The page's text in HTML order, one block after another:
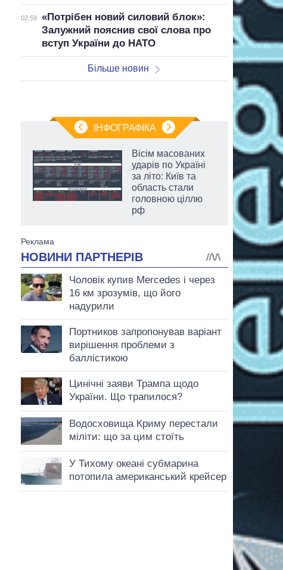
02:59
«Потрібен новий силовий блок»:
Залужний пояснив свої слова про
вступ України до НАТО
Більше новин
ІНФОГРАФІКА
Вісім масованих
ударів по Україні
за літо: Київ та
область стали
головною ціллю
рф